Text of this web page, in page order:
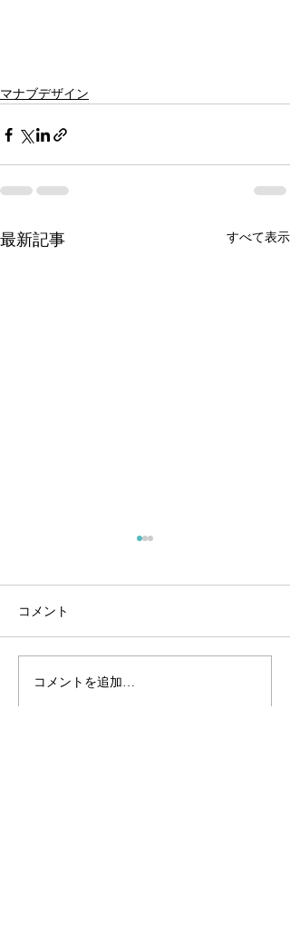
マナブデザイン
最新記事 すべて表示
試作：CNT入りレジン活
コメント
コメントを追加…